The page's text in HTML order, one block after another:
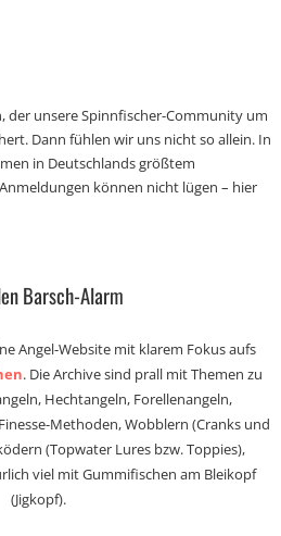
der unsere Spinnfischer-Community um
Dann fühlen wir uns nicht so allein. In
in Deutschlands größtem
können nicht lügen – hier
Barsch-Alarm
Angel-Website mit klarem Fokus aufs
. Die Archive sind prall mit Themen zu
Hechtangeln, Forellenangeln,
Methoden, Wobblern (Cranks und
(Topwater Lures bzw. Toppies),
viel mit Gummifischen am Bleikopf
(Jigkopf).